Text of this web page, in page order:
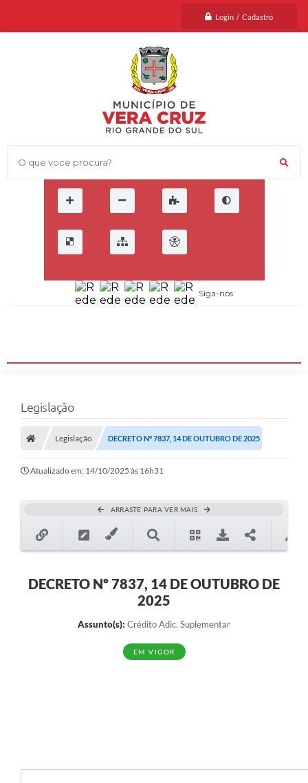
Login / Cadastro
O que voce procura?
Siga-nos
Legislação
Legislação DECRETO Nº 7837, 14 DE OUTUBRO DE 2025
Atualizado em: 14/10/2025 às 16h31
ARRASTE PARA VER MAIS
DECRETO Nº 7837, 14 DE OUTUBRO DE
2025
Assunto(s): Crédito Adic. Suplementar
EM VIGOR